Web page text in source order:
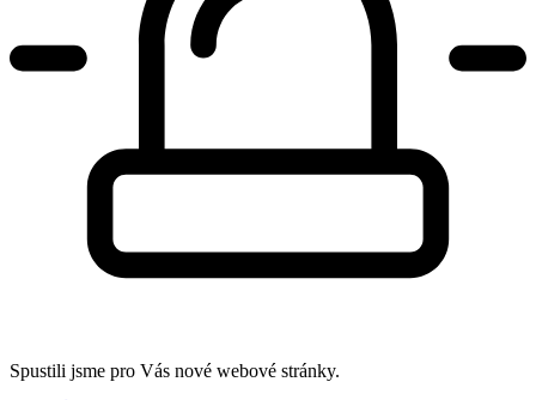
Spustili jsme pro Vás nové webové stránky.